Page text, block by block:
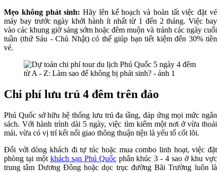
Mẹo không phát sinh: Hãy lên kế hoạch và hoàn tất việc đặt vé
máy bay trước ngày khởi hành ít nhất từ 1 đến 2 tháng. Việc bay
vào các khung giờ sáng sớm hoặc đêm muộn và tránh các ngày cuối
tuần (thứ Sáu - Chủ Nhật) có thể giúp bạn tiết kiệm đến 30% tiền
vé.
Chi phí lưu trú 4 đêm trên đảo
Phú Quốc sở hữu hệ thống lưu trú đa tầng, đáp ứng mọi mức ngân
sách. Với hành trình dài 5 ngày, việc tìm kiếm một nơi ở vừa thoải
mái, vừa có vị trí kết nối giao thông thuận tiện là yếu tố cốt lõi.
Đối với dòng khách đi tự túc hoặc mua combo linh hoạt, việc đặt
phòng tại một khách sạn Phú Quốcphân khúc 3 - 4 sao ở khu vực
trung tâm Dương Đông hoặc dọc trục đường Bãi Trường luôn là